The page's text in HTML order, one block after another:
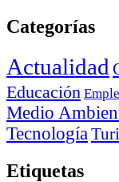
Categorías
Actualidad
Educación
Medio
Tecnología
Etiquetas